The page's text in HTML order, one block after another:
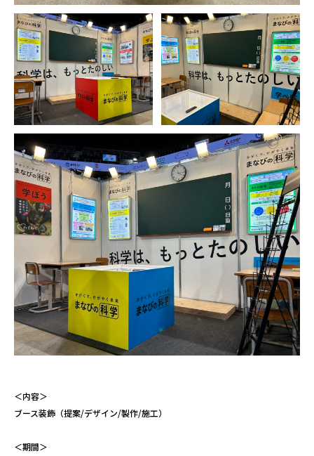
＜内容＞
ブース装飾（提案/デザイン/製作/施工）
＜期間＞